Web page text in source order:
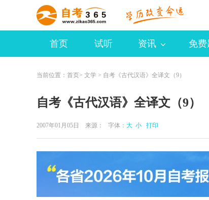
首页 试听 资讯 免
当前位置： 首页> 文学 > 自考《古代汉语》全译文（9）
自考《古代汉语》全译文（9）
2007年01月05日 来源： 字体： 大 小 打印